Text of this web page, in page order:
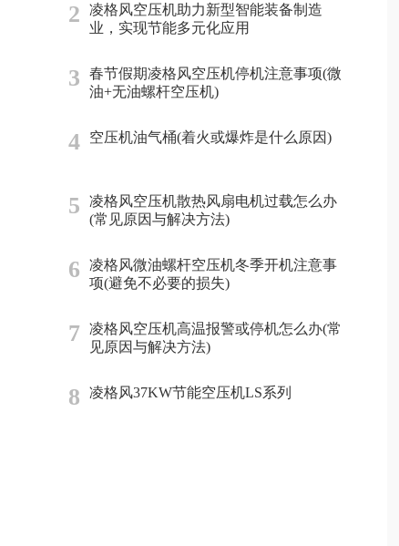
2
凌格风空压机助力新型智能装备制造
业，实现节能多元化应用
3
春节假期凌格风空压机停机注意事项(微
油+无油螺杆空压机)
4 空压机油气桶(着火或爆炸是什么原因)
5
凌格风空压机散热风扇电机过载怎么办
(常见原因与解决方法)
6
凌格风微油螺杆空压机冬季开机注意事
项(避免不必要的损失)
7
凌格风空压机高温报警或停机怎么办(常
见原因与解决方法)
8 凌格风37KW节能空压机LS系列